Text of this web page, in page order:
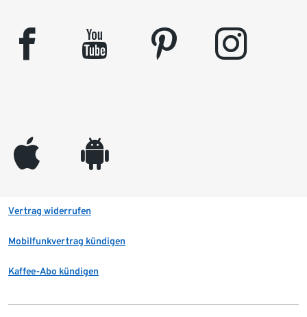
facebook youtube pinterest instagram
appleinc android
Vertrag widerrufen
Mobilfunkvertrag kündigen
Kaffee-Abo kündigen